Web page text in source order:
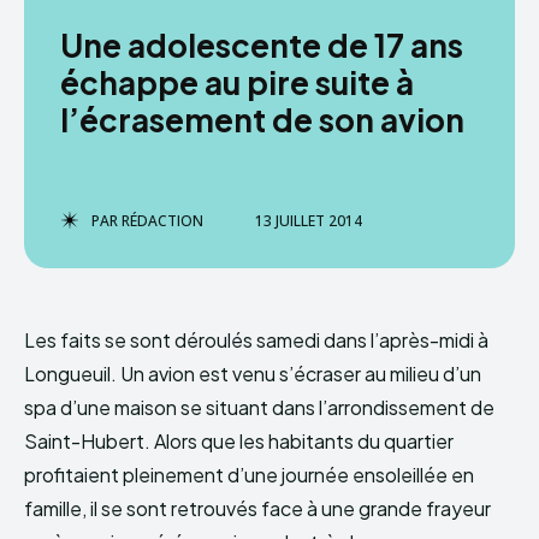
Une adolescente de 17 ans
échappe au pire suite à
l’écrasement de son avion
PARRÉDACTION 13 JUILLET 2014
Les faits se sont déroulés samedi dans l’après-midi à
Longueuil. Un avion est venu s’écraser au milieu d’un
spa d’une maison se situant dans l’arrondissement de
Saint-Hubert. Alors que les habitants du quartier
profitaient pleinement d’une journée ensoleillée en
famille, il se sont retrouvés face à une grande frayeur